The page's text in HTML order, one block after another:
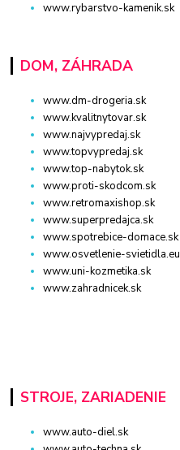
www.rybarstvo-kamenik.sk
DOM, ZÁHRADA
www.dm-drogeria.sk
www.kvalitnytovar.sk
www.najvypredaj.sk
www.topvypredaj.sk
www.top-nabytok.sk
www.proti-skodcom.sk
www.retromaxishop.sk
www.superpredajca.sk
www.spotrebice-domace.sk
www.osvetlenie-svietidla.eu
www.uni-kozmetika.sk
www.zahradnicek.sk
STROJE, ZARIADENIE
www.auto-diel.sk